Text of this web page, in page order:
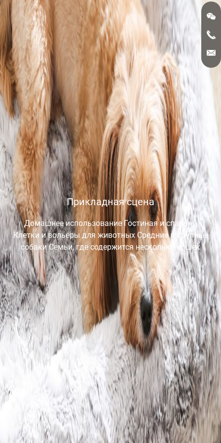
Прикладная сцена
Домашнее использование Гостиная и спальня
Клетки и вольеры для животных Средние и крупные
собаки Семьи, где содержится несколько кошек